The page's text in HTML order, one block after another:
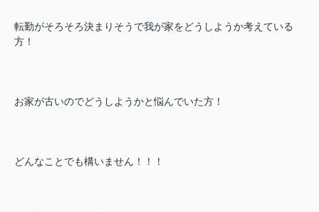
転勤がそろそろ決まりそうで我が家をどうしようか考えている
方！
お家が古いのでどうしようかと悩んでいた方！
どんなことでも構いません！！！